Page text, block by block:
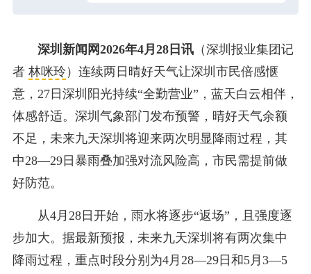
深圳新闻网2026年4月28日讯（深圳报业集团记
者 林咪玲 ）连续两日晴好天气让深圳市民倍感惬
意，27日深圳阳光持续“全勤营业”，蓝天白云相伴，
体感舒适。深圳气象部门发布预警，晴好天气余额
不足，未来九天深圳将迎来两次明显降雨过程，其
中28—29日暴雨叠加强对流风险高， 市民需提前做
好防范。
从4月28日开始，雨水将逐步“返场”，且强度逐
步加大。据最新预报，未来九天深圳将有两次集中
降雨过程，重点时段分别为4月28—29日和5月3—5